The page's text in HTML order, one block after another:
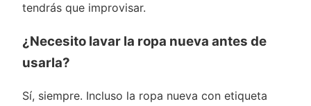
tendrás que improvisar.
¿Necesito lavar la ropa nueva antes de
usarla?
Sí, siempre. Incluso la ropa nueva con etiqueta